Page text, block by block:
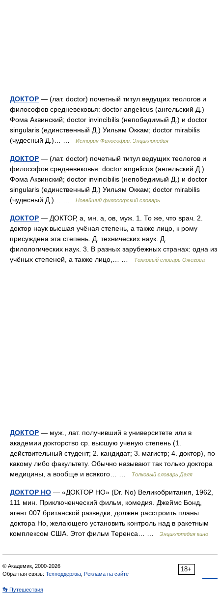
ДОКТОР — (лат. doctor) почетный титул ведущих теологов и
философов средневековья: doctor angelicus (ангельский Д.)
Фома Аквинский; doctor invincibilis (непобедимый Д.) и doctor
singularis (единственный Д.) Уильям Оккам; doctor mirabilis
(чудесный Д.)… …
История Философии: Энциклопедия
ДОКТОР — (лат. doctor) почетный титул ведущих теологов и
философов средневековья: doctor angelicus (ангельский Д.)
Фома Аквинский; doctor invincibilis (непобедимый Д.) и doctor
singularis (единственный Д.) Уильям Оккам; doctor mirabilis
(чудесный Д.)… …
Новейший философский словарь
ДОКТОР — ДОКТОР, а, мн. а, ов, муж. 1. То же, что врач. 2.
доктор наук высшая учёная степень, а также лицо, к рому
присуждена эта степень. Д. технических наук. Д.
филологических наук. 3. В разных зарубежных странах: одна из
учёных степеней, а также лицо,… …
Толковый словарь Ожегова
ДОКТОР — муж., лат. получивший в университете или в
академии докторство ср. высшую ученую степень (1.
действительный студент; 2. кандидат; 3. магистр; 4. доктор), по
какому либо факультету. Обычно называют так только доктора
медицины, а вообще и всякого… …
Толковый словарь Даля
ДОКТОР НО — «ДОКТОР НО» (Dr. No) Великобритания, 1962,
111 мин. Приключенческий фильм, комедия. Джеймс Бонд,
агент 007 британской разведки, должен расстроить планы
доктора Но, желающего установить контроль над в ракетным
комплексом США. Этот фильм Теренса… …
Энциклопедия кино
18+
© Академик, 2000-2026
Обратная связь: Техподдержка Реклама на сайте
👣 Путешествия